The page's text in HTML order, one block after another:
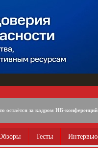
остаётся за кадром ИБ-конференций
Тесты Интервью